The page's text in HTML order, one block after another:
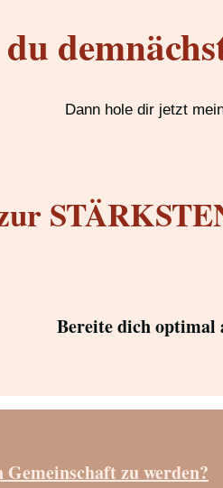
Dann hole dir jetzt
Bereite dich optimal
zu werden?